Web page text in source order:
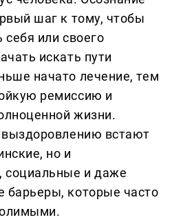
шаг к тому, чтобы
себя или своего
искать пути
начато лечение, тем
ремиссию и
жизни.
выздоровлению встают
но и
социальные и даже
барьеры, которые часто